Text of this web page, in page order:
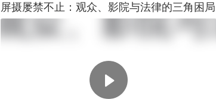
屏摄屡禁不止：观众、影院与法律的三角困局